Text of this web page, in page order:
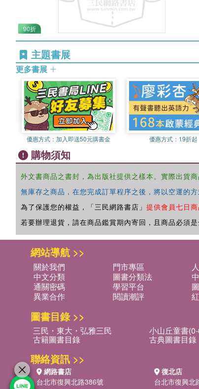
90折
主題書展
更多書展
優惠方式： 加入即送50元購書金 優惠方式： 19折起
購物須知
外文書商品之書封，為出版社提供之樣本。實際出貨
無庫存之商品，在您完成訂單程序之後，將以空運的
為了保護您的權益，「三民網路書店」 提供會員七日
若要辦理退貨，請在商品鑑賞期內寄回，且商品必須
網站導航 >>
關於我們 門市專區
中文分類
圖書分類法
通關密碼
學習平台
異業合作
閱讀潮評
圖書目錄 >>
三民・東大・弘雅三民 小山丘童書
古籍圖書目錄 古典圖書目錄
聯絡資訊 >>
網路書店
台北市復興北路386號
復北店
台北市復興北